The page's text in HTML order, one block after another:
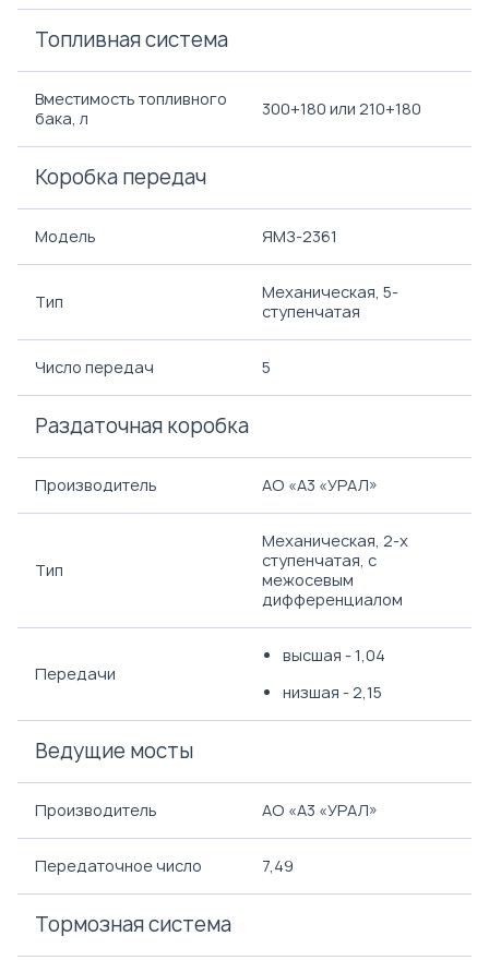
Топливная система
Вместимость топливного
бака, л
300+180 или 210+180
Коробка передач
Модель ЯМЗ-2361
Тип
Механическая, 5-
ступенчатая
Число передач 5
Раздаточная коробка
Производитель АО «A3 «УРАЛ»
Тип
Механическая, 2-х
ступенчатая, с
межосевым
дифференциалом
Передачи
высшая - 1,04
низшая - 2,15
Ведущие мосты
Производитель АО «A3 «УРАЛ»
Передаточное число 7,49
Тормозная система